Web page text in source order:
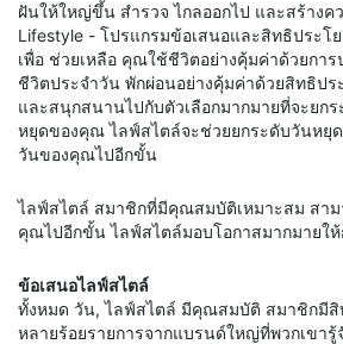
ฝันให้ใหญ่ขึ้น สำรวจไกลออกไป และสร้างค
Lifestyle - โปรแกรมข้อเสนอและสิทธิประโ
เพื่อ ช่วยเหลือ คุณใช้ชีวิตอย่างคุ้มค่าด้วยการ
ชีวิตประจำวัน พักผ่อนอย่างคุ้มค่าด้วยสิทธิป
และสนุกสนานไปกับตัวเลือกมากมายที่จะยก
หยุดของคุณ ไลฟ์สไตล์จะช่วยยกระดับวันหยุ
วันของคุณไปอีกขั้น
ไลฟ์สไตล์ สมาชิกที่มีคุณสมบัติเหมาะสม สา
คุณไปอีกขั้น ไลฟ์สไตล์มอบโอกาสมากมายใ
ข้อเสนอไลฟ์สไตล์
ทั้งหมด วัน, ไลฟ์สไตล์ มีคุณสมบัติ สมาชิกมีสิ
หลายร้อยรายการจากแบรนด์ใหญ่ที่พวกเขารู้